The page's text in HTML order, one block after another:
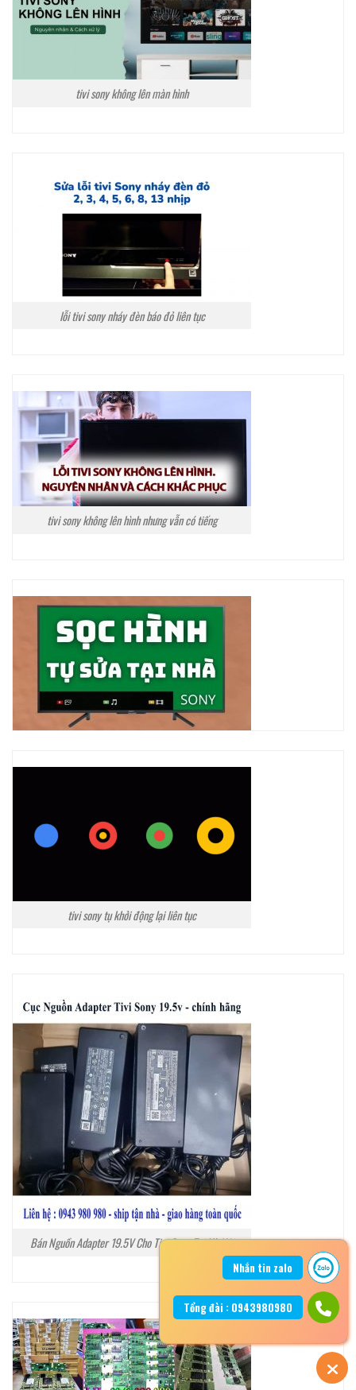
tivi sony không lên màn hình
lỗi tivi sony nháy đèn báo đỏ liên tục
tivi sony không lên hình nhưng vẫn có tiếng
tivi sony tụ khởi động lại liên tục
Bán Nguồn Adapter 19.5V Cho Tivi Sony Tại Hà Nội
Nhắn tin zalo
Tổng đài : 0943980980